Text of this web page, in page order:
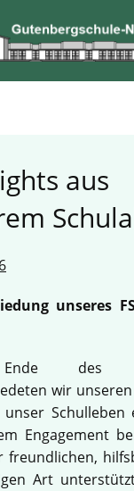
aus
unseres
des
wir unseren
Schulleben
Engagement
freundlichen,
Art